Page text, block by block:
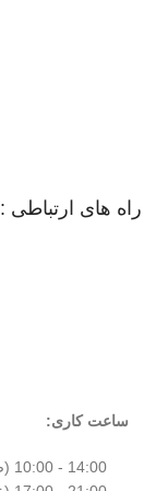
راه های ارتباطی :
ساعت کاری:
14:00 - 10:00 (صبح)